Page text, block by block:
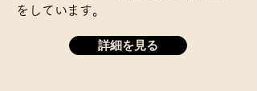
をしています。
詳細を見る